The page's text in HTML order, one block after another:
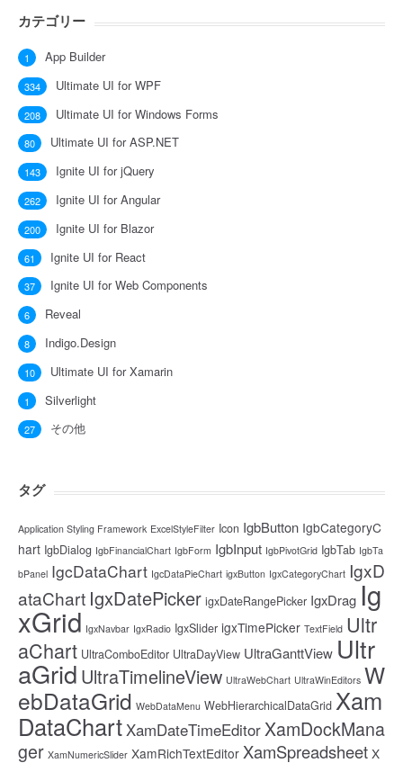
カテゴリー
App Builder
1
Ultimate UI for WPF
334
Ultimate UI for Windows Forms
208
Ultimate UI for ASP.NET
80
Ignite UI for jQuery
143
Ignite UI for Angular
262
Ignite UI for Blazor
200
Ignite UI for React
61
Ignite UI for Web Components
37
Reveal
6
Indigo.Design
8
Ultimate UI for Xamarin
10
Silverlight
1
その他
27
タグ
Application Styling Framework ExcelStyleFilter Icon IgbButton IgbCategoryC
hart IgbDialog IgbFinancialChart IgbForm IgbInput IgbPivotGrid IgbTab IgbTa
bPanel IgcDataChart IgcDataPieChart igxButton IgxCategoryChart IgxD
ataChart IgxDatePicker igxDateRangePicker IgxDragIg
xGrid IgxNavbar IgxRadio IgxSlider igxTimePicker TextField Ultr
aChart UltraComboEditor UltraDayView UltraGanttView Ultr
aGrid UltraTimelineView UltraWebChart UltraWinEditors W
ebDataGrid WebDataMenu WebHierarchicalDataGrid Xam
DataChartXamDateTimeEditorXamDockMana
ger XamNumericSlider XamRichTextEditor XamSpreadsheet X